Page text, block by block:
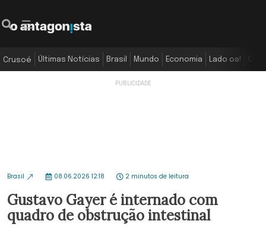
Crusoé Últimas Notícias Brasil Mundo Economia Lado oa!
Brasil 08.06.2026 12:18 2 minutos de leitura
Gustavo Gayer é internado com
quadro de obstrução intestinal